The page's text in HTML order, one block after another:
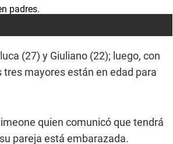
(27) y Giuliano (22); luego, con
tres mayores están en edad para
quien comunicó que tendrá
pareja está embarazada.